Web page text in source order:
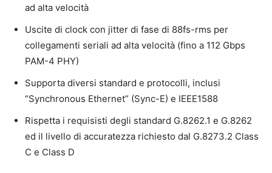
ad alta velocità
Uscite di clock con jitter di fase di 88fs-rms per
collegamenti seriali ad alta velocità (fino a 112 Gbps
PAM-4 PHY)
Supporta diversi standard e protocolli, inclusi
“Synchronous Ethernet” (Sync-E) e IEEE1588
Rispetta i requisisti degli standard G.8262.1 e G.8262
ed il livello di accuratezza richiesto dal G.8273.2 Class
C e Class D